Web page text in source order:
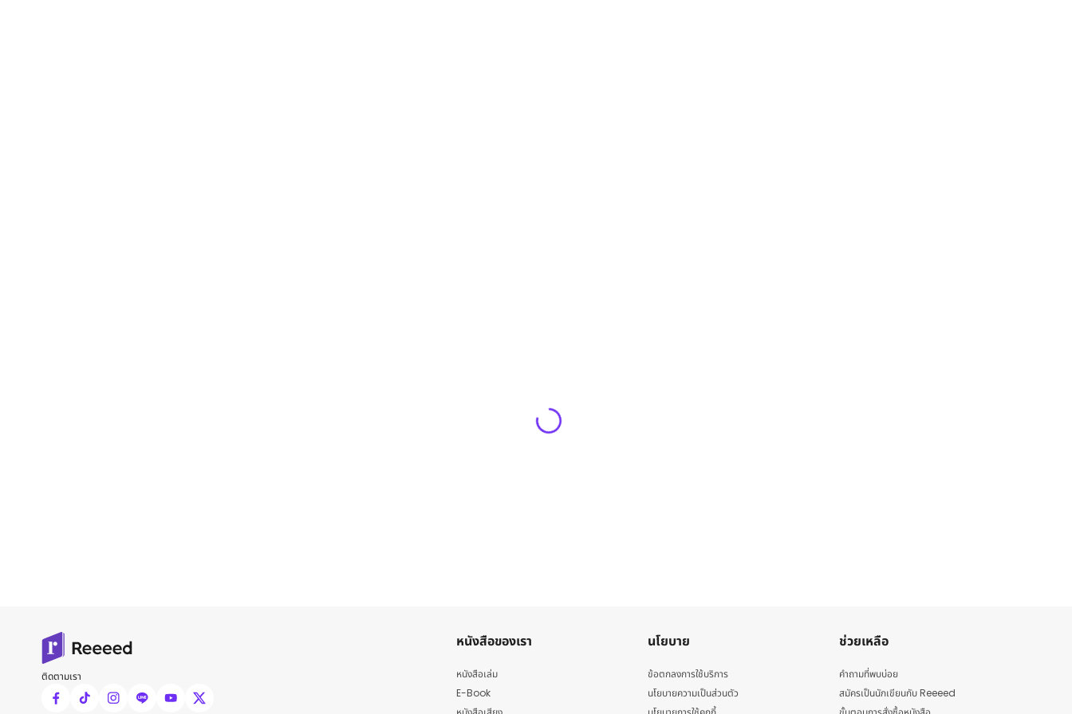
ติดตามเรา
หนังสือของเรา
หนังสือเล่ม
E-Book
นโยบาย
ข้อตกลงการใช้บริการ
นโยบายความเป็นส่วนตัว
ช่วยเหลือ
คำถามที่พบบ่อย
สมัครเป็นนักเขียนกับ Reeeed